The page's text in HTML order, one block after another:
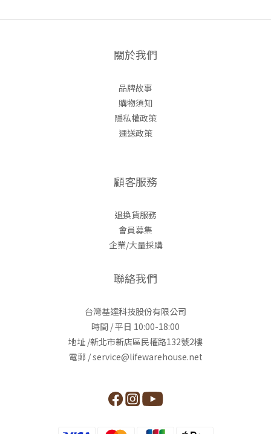
就算不能出遠門，無法出國的妳
踏進家門，瞬間來到海島世界!
踏進來的那一刻，瞬間有清
關於我們
品牌故事
購物須知
隱私權政策
運送政策
顧客服務
退換貨服務
會員募集
企業/大量採購
聯絡我們
台灣基達科技股份有限公司
時間 / 平日 10:00-18:00
地址 /新北市新店區民權路132號2樓
電郵 / service@lifewarehouse.net